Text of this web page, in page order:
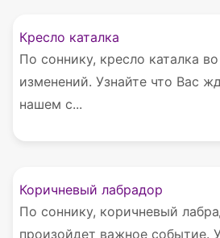
Кресло каталка
По соннику, кресло каталка
изменений. Узнайте что Вас
нашем с...
Коричневый лабрадор
По соннику, коричневый
произойдет важное событие.